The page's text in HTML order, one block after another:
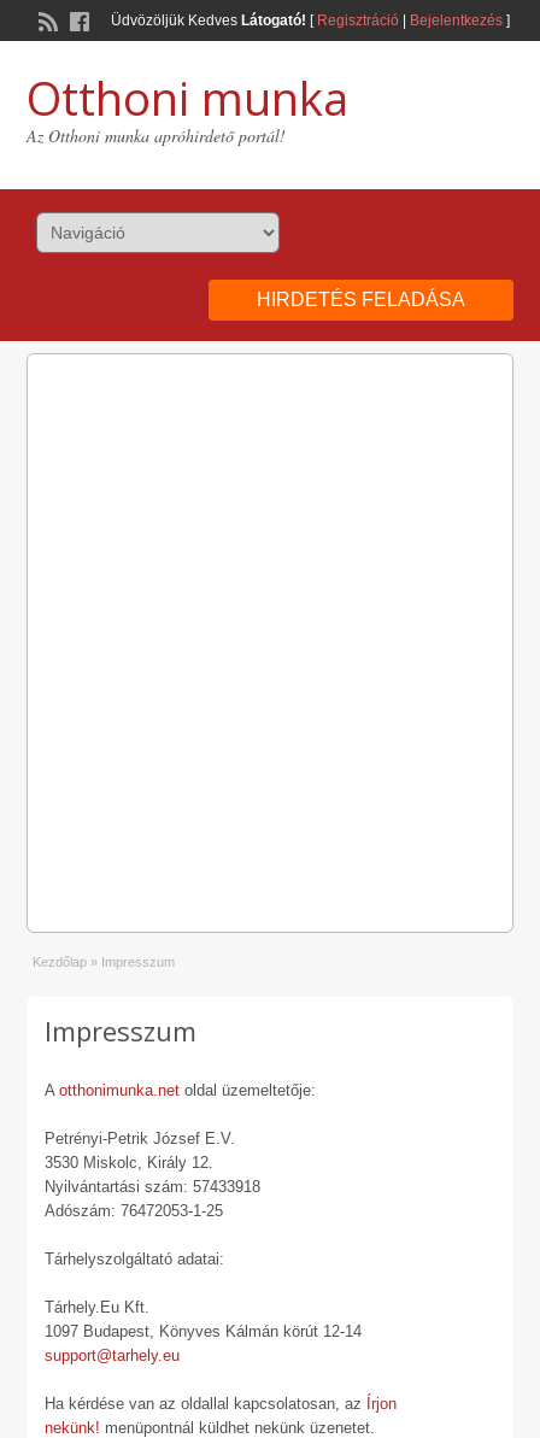
Üdvözöljük Kedves Látogató! [ Regisztráció| Bejelentkezés]
Otthoni munka
Az Otthoni munka apróhirdető portál!
HIRDETÉS FELADÁSA
Kezdőlap » Impresszum
Impresszum
Aotthonimunka.net oldal üzemeltetője:
Petrényi-Petrik József E.V.
3530 Miskolc, Király 12.
Nyilvántartási szám: 57433918
Adószám: 76472053-1-25
Tárhelyszolgáltató adatai:
Tárhely.Eu Kft.
1097 Budapest, Könyves Kálmán körút 12-14
support@tarhely.eu
Ha kérdése van az oldallal kapcsolatosan, az Írjon
nekünk! menüpontnál küldhet nekünk üzenetet.